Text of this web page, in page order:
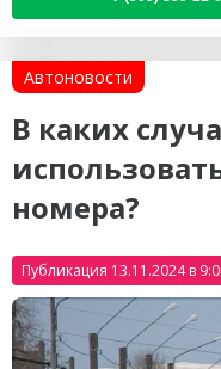
Автоновости
В каких
номера?
Публикация 13.11.2024 в